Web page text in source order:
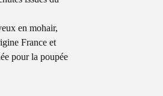
en mohair,
France et
pour la poupée